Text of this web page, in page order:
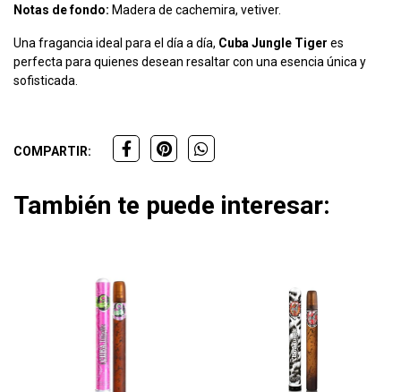
Notas de fondo: Madera de cachemira, vetiver.
Una fragancia ideal para el día a día, Cuba Jungle Tiger es
perfecta para quienes desean resaltar con una esencia única y
sofisticada.
COMPARTIR:
También te puede interesar: